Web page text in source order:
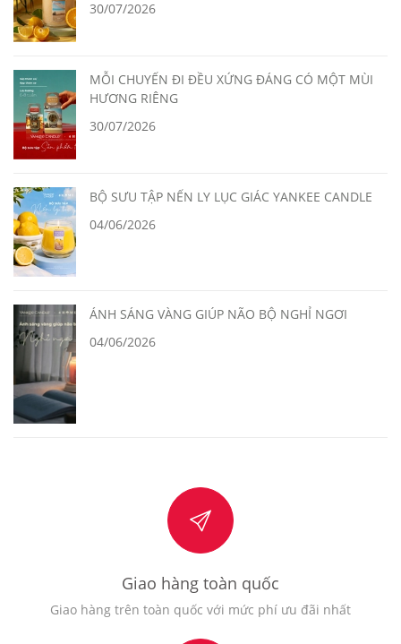
30/07/2026
MỖI CHUYẾN ĐI ĐỀU XỨNG ĐÁNG CÓ MỘT MÙI
HƯƠNG RIÊNG
30/07/2026
BỘ SƯU TẬP NẾN LY LỤC GIÁC YANKEE CANDLE
04/06/2026
ÁNH SÁNG VÀNG GIÚP NÃO BỘ NGHỈ NGƠI
04/06/2026
Giao hàng toàn quốc
Giao hàng trên toàn quốc với mức phí ưu đãi nhất